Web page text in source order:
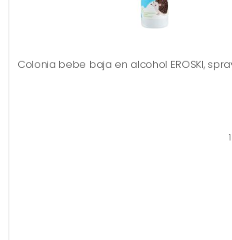
Colonia bebe baja en alcohol EROSKI,